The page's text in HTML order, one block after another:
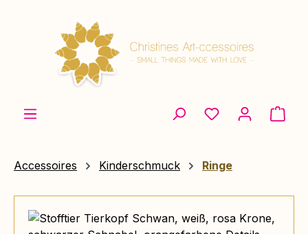
Accessoires Kinderschmuck Ringe
Bildergalerie überspringen